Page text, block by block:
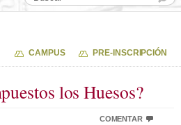
CAMPUS PRE-INSCRIPCIÓN
los Huesos?
COMENTAR